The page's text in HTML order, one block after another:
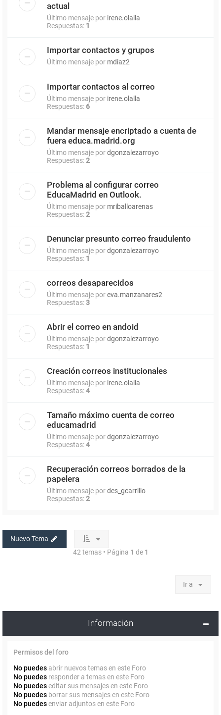
actual
Último mensaje por irene.olalla
Respuestas: 1
Importar contactos y grupos
Último mensaje por mdiaz2
Importar contactos al correo
Último mensaje por irene.olalla
Respuestas: 6
Mandar mensaje encriptado a cuenta de
fuera educa.madrid.org
Último mensaje pordgonzalezarroyo
Respuestas:2
Problema al configurar correo
EducaMadrid en Outlook.
Último mensaje por mriballoarenas
Respuestas:2
Denunciar presunto correo fraudulento
Último mensaje pordgonzalezarroyo
Respuestas: 1
correos desaparecidos
Último mensaje poreva.manzanares2
Respuestas:3
Abrir el correo en andoid
Último mensaje pordgonzalezarroyo
Respuestas: 1
Creación correos institucionales
Último mensaje por irene.olalla
Respuestas:4
Tamaño máximo cuenta de correo
educamadrid
Último mensaje pordgonzalezarroyo
Respuestas:4
Recuperación correos borrados de la
papelera
Último mensaje pordes_gcarrillo
Respuestas:2
Nuevo Tema
42 temas • Página 1 de 1
Ir a
Información
Permisos del foro
No puedes abrir nuevos temas en este Foro
No puedes responder a temas en este Foro
No puedeseditar sus mensajes en este Foro
No puedes borrar sus mensajes en este Foro
No puedesenviar adjuntos en este Foro